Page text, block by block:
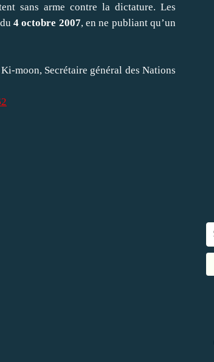
sans arme contre la dictature. Les
du4 octobre 2007, en ne publiant qu’un
moon, Secrétaire général des Nations